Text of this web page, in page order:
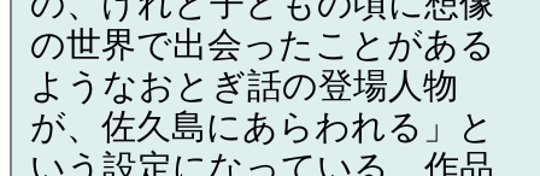
の世界で出会ったことがある
ようなおとぎ話の登場人物
が、佐久島にあらわれる」と
いう設定になっている。作品